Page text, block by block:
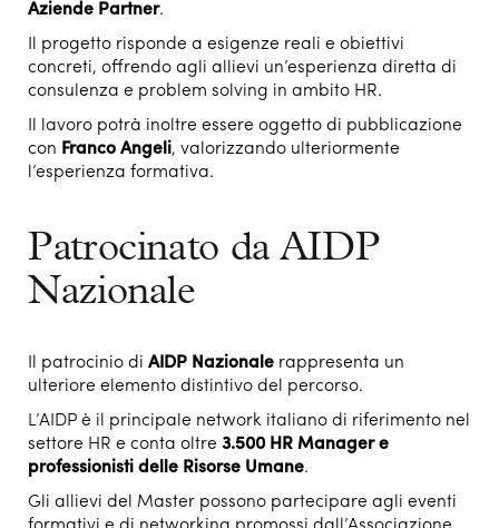
Aziende Partner.
Il progetto risponde a esigenze reali e obiettivi
concreti, offrendo agli allievi un’esperienza diretta di
consulenza e problem solving in ambito HR.
Il lavoro potrà inoltre essere oggetto di pubblicazione
con Franco Angeli, valorizzando ulteriormente
l’esperienza formativa.
Patrocinato da AIDP
Nazionale
Il patrocinio di AIDP Nazionale rappresenta un
ulteriore elemento distintivo del percorso.
L’AIDP è il principale network italiano di riferimento nel
settore HR e conta oltre 3.500 HR Manager e
professionisti delle Risorse Umane.
Gli allievi del Master possono partecipare agli eventi